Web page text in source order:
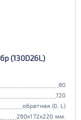
(130D26L)
80
720
обратная (0, L)
260x172x220 мм.